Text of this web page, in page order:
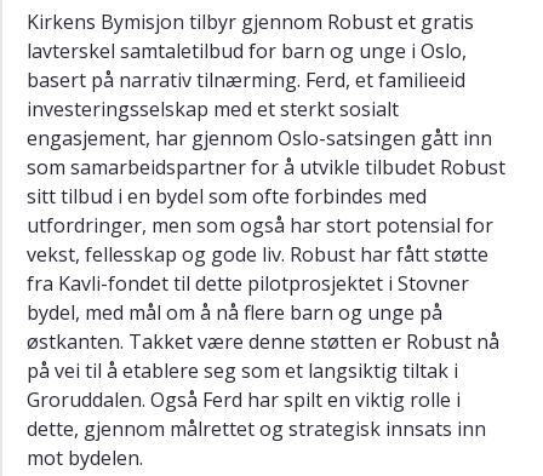
med
organisering
av
samskaping
og
systemforandring
i
Norge
SAMVERDI
-
Samskaping
i
kommunal
sektor:
Implikasjoner
for
politiske
og
Kirkens Bymisjon tilbyr gjennom Robust et gratis
lavterskel samtaletilbud for barn og unge i Oslo,
basert på narrativ tilnærming. Ferd, et familieeid
investeringsselskap med et sterkt sosialt
engasjement, har gjennom Oslo-satsingen gått inn
som samarbeidspartner for å utvikle tilbudet Robust
sitt tilbud i en bydel som ofte forbindes med
utfordringer, men som også har stort potensial for
vekst, fellesskap og gode liv. Robust har fått støtte
fra Kavli-fondet til dette pilotprosjektet i Stovner
bydel, med mål om å nå flere barn og unge på
østkanten. Takket være denne støtten er Robust nå
på vei til å etablere seg som et langsiktig tiltak i
Groruddalen. Også Ferd har spilt en viktig rolle i
dette, gjennom målrettet og strategisk innsats inn
mot bydelen.